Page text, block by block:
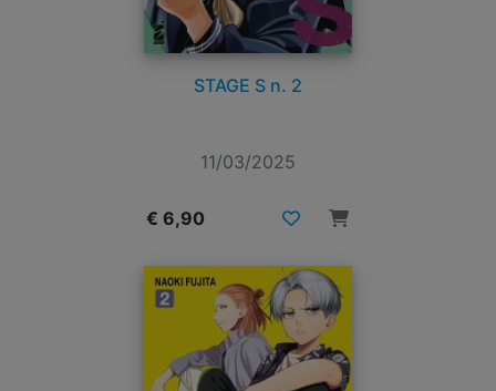
STAGE S n. 2
11/03/2025
€ 6,90